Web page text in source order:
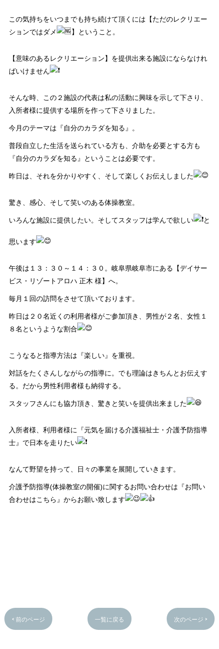
この気持ちをいつまでも持ち続けて頂くには【ただのレクリエー
ションではダメ
】ということ。
【意味のあるレクリエーション】を提供出来る施設にならなけれ
ばいけません
そんな時、この２施設の代表は私の活動に興味を示して下さり、
入所者様に提供する場所を作って下さりました。
今月のテーマは『自分のカラダを知る』。
普段自立した生活を送られている方も、介助を必要とする方も
『自分のカラダを知る』ということは必要です。
昨日は、それを分かりやすく、そして楽しくお伝えしました
驚き、感心、そして笑いのある体操教室。
いろんな施設に提供したい。そしてスタッフは学んで欲しい と
思います
午後は１３：３０～１４：３０。岐阜県岐阜市にある【デイサー
ビス・リゾートアロハ 正木 様】へ。
毎月１回の訪問をさせて頂いております。
昨日は２０名近くの利用者様がご参加頂き、男性が２名、女性１
８名というような割合
こうなると指導方法は『楽しい』を重視。
対話をたくさんしながらの指導に。でも理論はきちんとお伝えす
る。だから男性利用者様も納得する。
スタッフさんにも協力頂き、驚きと笑いを提供出来ました
入所者様、利用者様に『元気を届ける介護福祉士・介護予防指導
士』で日本を走りたい
なんて野望を持って、日々の事業を展開していきます。
介護予防指導(体操教室の開催)に関するお問い合わせは『お問い
合わせはこちら』 からお願い致します
< 前のページ 一覧に戻る 次のページ >